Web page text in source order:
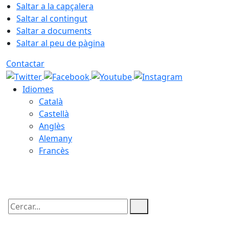
Saltar a la capçalera
Saltar al contingut
Saltar a documents
Saltar al peu de pàgina
Contactar
Idiomes
Català
Castellà
Anglès
Alemany
Francès
Cercar: